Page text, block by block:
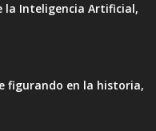
la Inteligencia Artificial,
figurando en la historia,